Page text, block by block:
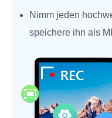
Nimm jeden
speichere ihn als